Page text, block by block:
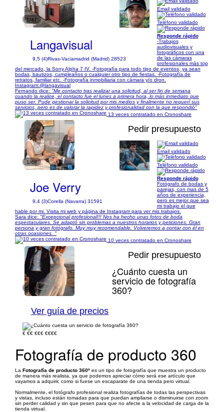
1/47
Langavisual
9,5 (4)Rivas-Vaciamadrid (Madrid) 28523
Email validado
Teléfono validado
Responde rápido
-Trabajos
audiovisuales y
fotográficos con una
de las cámaras
profesionales más top
del mercado, la Sony Alpha 7 IV. -Fotografía para todo tipo de eventos, ya sean
bodas, bautizos, cumpleaños o cualquier otro tipo de fiestas. -Fotografía de
retratos, familiar etc. -Fotografía inmobiliaria con cámara y/o dron.
Instagram:@langavisual
Fernando dice: "Me contacto tras realizar una solicitud, al ser fin de semana
cuando la realice, el contacto fue el lunes a primera hora, lo más inmediato que
puso ser. Pude gestionar la solicitud por mis medios y finalmente no requerí sus
servicios, pero es de valorar la rapidez y profesionalidad con la que respondió"
13 veces contratado en Cronoshare
1/68
Pedir presupuesto
Joe Verry
9,4 (3)Corella (Navarra) 31591
Email validado
Teléfono validado
Responde rápido
Fotógrafo de bodas y
parejas, con mas de 5
años de experiencia,
pero es mejor que sea
mi trabajo el que
hable por mi. Visita mi web y página de Instagram para ver mis trabajos.
Sara dice: "Excepcional profesional!!! Nos ha hecho unas fotos de boda
espectaculares. Se adaptó sin problemas a nuestros horarios y peticiones. Gran
persona y gran fotógrafo. Muy muy recomendable. Volveremos a contar con él en
otras ocasiones. "
10 veces contratado en Cronoshare
1/24
Pedir presupuesto
¿Cuánto cuesta un
servicio de fotografía
360?
Ver guía de precios
€ €€ €€€ €€€€
Fotografía de producto 360
La Fotografía de producto 360º es un tipo de fotografía que muestra un producto
de manera más realista, ya que podemos apreciar cómo será ese artículo que
vayamos a adquirir, como si fuese un escaparate de una tienda pero virtual.
Normalmente, el fotógrafo profesional realiza fotografías de todas las perspectivas
y vistas, incluso están tomadas para que puedan ampliarse o disminuirse con zoom
sin perder calidad y sin que pesen para que no afecte a la velocidad de carga de la
tienda virtual.